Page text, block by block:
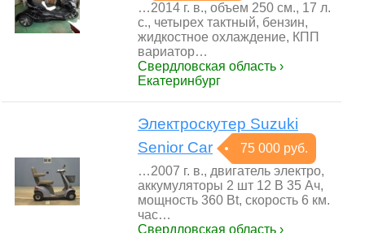
…2014 г. в., объем 250 см., 17 л.
с., четырех тактный, бензин,
жидкостное охлаждение, КПП
вариатор…
Свердловская область ›
Екатеринбург
Электроскутер Suzuki
Senior Car
75 000 руб.
…2007 г. в., двигатель электро,
аккумуляторы 2 шт 12 B 35 Ач,
мощность 360 Bt, скорость 6 км.
час…
Свердловская область ›